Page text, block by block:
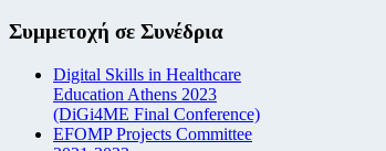
Συμμετοχή σε Συνέδρια
Digital Skills in Healthcare
Education Athens 2023
(DiGi4ME Final Conference)
EFOMP Projects Committee